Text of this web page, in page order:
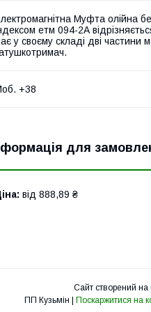
Муфта олійна
етм 094-2А
у своєму складі дві частини
+38
для
від 888,89 ₴
Сайт створений на
ПП Кузьмін | Поскаржитися на